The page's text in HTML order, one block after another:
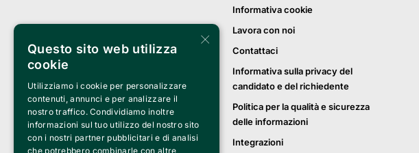
Informativa cookie
Lavora con noi
Contattaci
Informativa sulla privacy del
candidato e del richiedente
Politica per la qualità e sicurezza
delle informazioni
Integrazioni
×
Questo sito web utilizza
cookie
Utilizziamo i cookie per personalizzare
contenuti, annunci e per analizzare il
nostro traffico. Condividiamo inoltre
informazioni sul tuo utilizzo del nostro sito
con i nostri partner pubblicitari e di analisi
che potrebbero combinarle con altre